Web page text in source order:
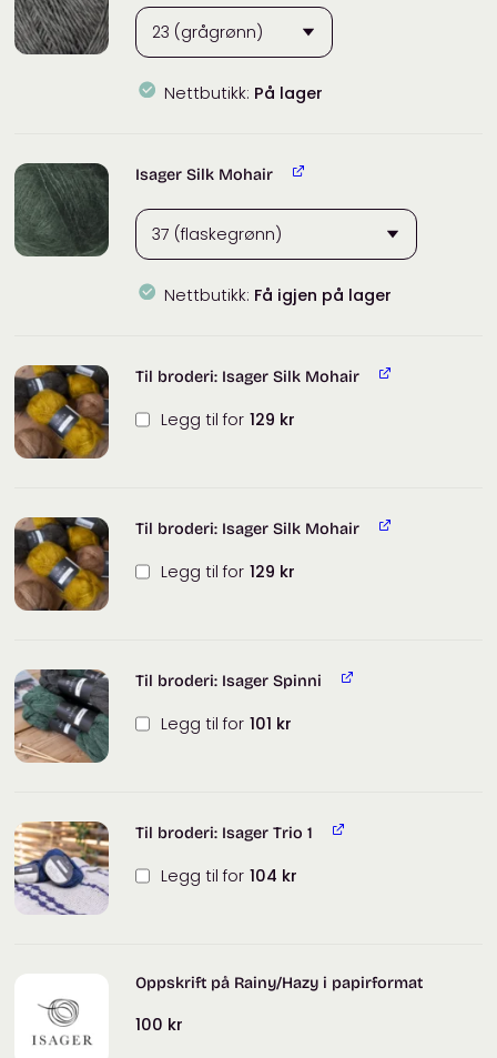
Nettbutikk: På lager
Isager Silk Mohair
Nettbutikk: Få igjen på lager
Til broderi: Isager Silk Mohair
Legg til for 129 kr
Til broderi: Isager Silk Mohair
Legg til for 129 kr
Til broderi: Isager Spinni
Legg til for 101 kr
Til broderi: Isager Trio 1
Legg til for 104 kr
Oppskrift på Rainy/Hazy i papirformat
100 kr